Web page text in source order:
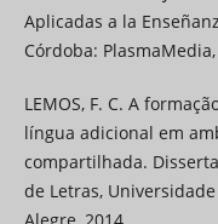
Aplicadas a la
Córdoba:
LEMOS, F. C. A
língua adicional em
compartilhada.
de Letras,